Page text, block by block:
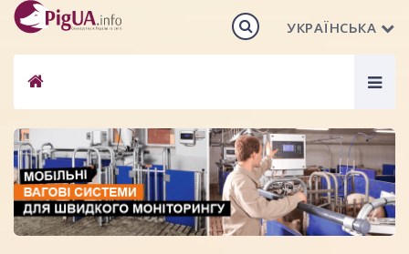
УКРАЇНСЬКА